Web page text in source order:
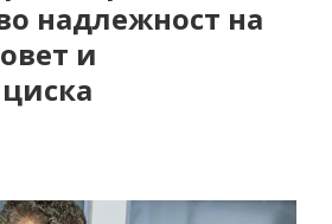
надлежност на
и